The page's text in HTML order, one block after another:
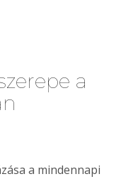
a
a mindennapi